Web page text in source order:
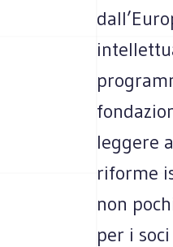
leggere
riforme
non
per i